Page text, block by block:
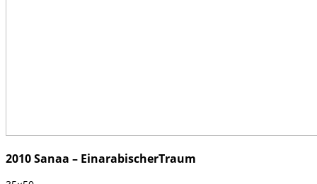
2010 Sanaa – EinarabischerTraum